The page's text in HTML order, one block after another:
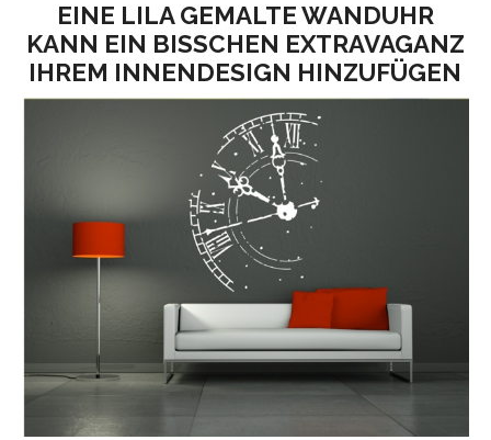
EINE LILA GEMALTE WANDUHR
KANN EIN BISSCHEN EXTRAVAGANZ
IHREM INNENDESIGN HINZUFÜGEN